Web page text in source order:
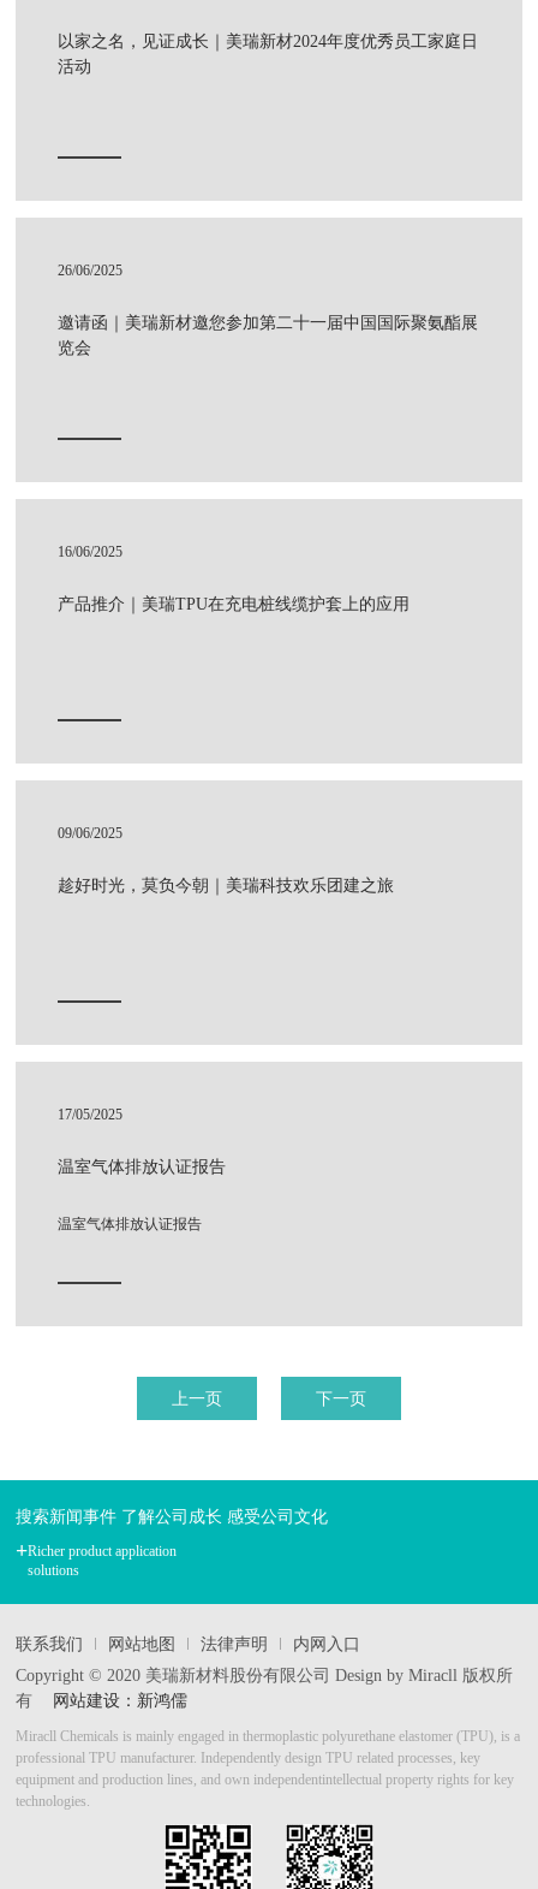
以家之名，见证成长｜美瑞新材2024年度优秀员工家庭日
活动
26/06/2025
邀请函｜美瑞新材邀您参加第二十一届中国国际聚氨酯展
览会
16/06/2025
产品推介｜美瑞TPU在充电桩线缆护套上的应用
09/06/2025
趁好时光，莫负今朝｜美瑞科技欢乐团建之旅
17/05/2025
温室气体排放认证报告
温室气体排放认证报告
上一页 下一页
搜索新闻事件 了解公司成长 感受公司文化
+Richer product application
solutions
联系我们 网站地图 法律声明
内网入口
Copyright © 2020 美瑞新材料股份有限公司 Design by Miracll 版权所
有
网站建设：新鸿儒
Miracll Chemicals is mainly engaged in thermoplastic polyurethane elastomer (TPU), is a
professional TPU manufacturer. Independently design TPU related processes, key
equipment and production lines, and own independentintellectual property rights for key
technologies.